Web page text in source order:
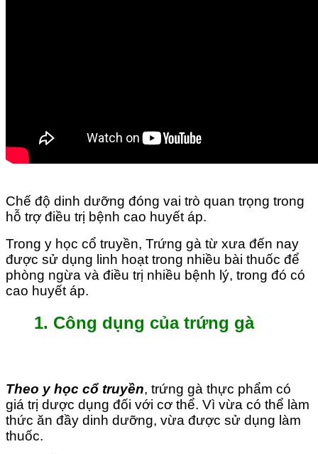
Chế độ dinh dưỡng đóng vai trò quan trọng trong
hỗ trợ điều trị bệnh cao huyết áp.
Trong y học cổ truyền, Trứng gà từ xưa đến nay
được sử dụng linh hoạt trong nhiều bài thuốc để
phòng ngừa và điều trị nhiều bệnh lý, trong đó có
cao huyết áp.
1. Công dụng của trứng gà
Theo y học cổ truyền, trứng gà thực phẩm có
giá trị dược dụng đối với cơ thể. Vì vừa có thể làm
thức ăn đầy dinh dưỡng, vừa được sử dụng làm
thuốc.